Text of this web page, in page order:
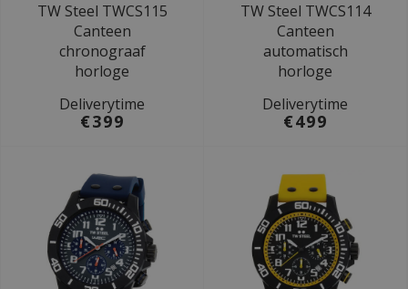
TW Steel TWCS115
Canteen
chronograaf
horloge
Deliverytime
€399
TW Steel TWCS114
Canteen
automatisch
horloge
Deliverytime
€499